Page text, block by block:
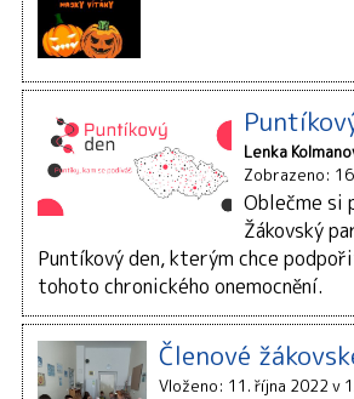
Lenka
Zobrazeno:
Oblečme si
Žákovský
Puntíkový den, kterým chce
tohoto chronického onemocnění.
Členové
Vloženo: 11. října 2022 v